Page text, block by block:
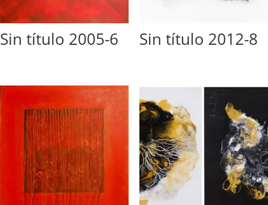
Sin título 2005-6 Sin título 2012-8